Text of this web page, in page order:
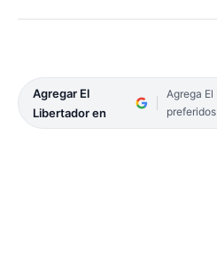
Agregar El
Libertador en
Agrega